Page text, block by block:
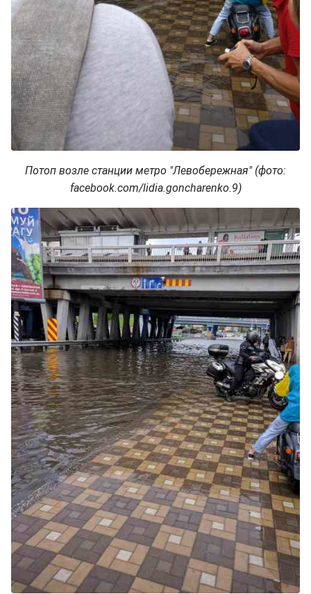
Потоп возле станции метро "Левобережная" (фото:
facebook.com/lidia.goncharenko.9)